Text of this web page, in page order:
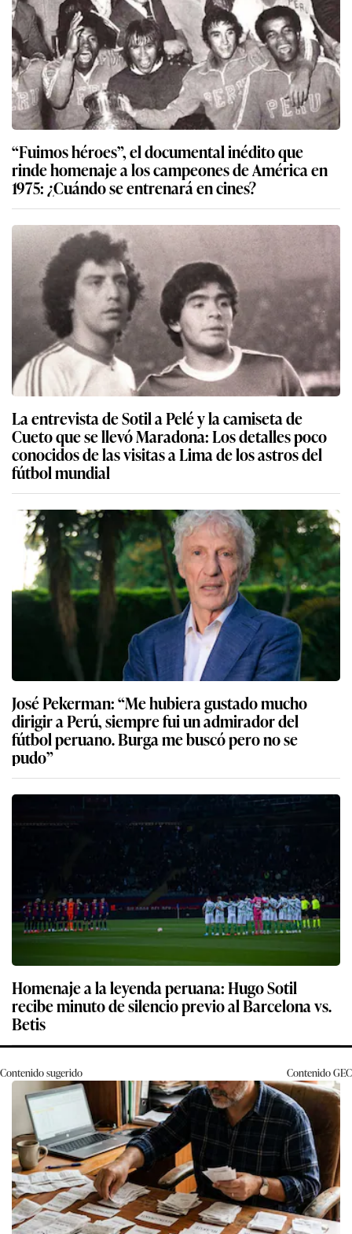
“Fuimos héroes”, el documental inédito que
rinde homenaje a los campeones de América en
1975: ¿Cuándo se entrenará en cines?
La entrevista de Sotil a Pelé y la camiseta de
Cueto que se llevó Maradona: Los detalles poco
conocidos de las visitas a Lima de los astros del
fútbol mundial
José Pekerman: “Me hubiera gustado mucho
dirigir a Perú, siempre fui un admirador del
fútbol peruano. Burga me buscó pero no se
pudo”
Homenaje a la leyenda peruana: Hugo Sotil
recibe minuto de silencio previo al Barcelona vs.
Betis
Contenido sugerido ContenidoGEC